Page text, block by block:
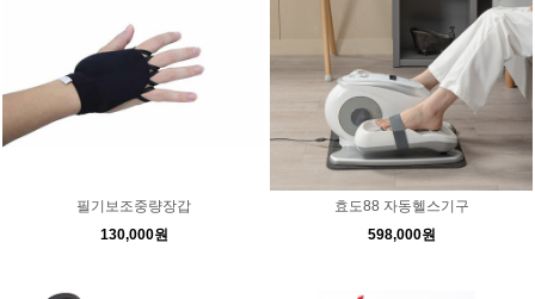
필기보조중량장갑
130,000원
효도88 자동헬스기구
598,000원